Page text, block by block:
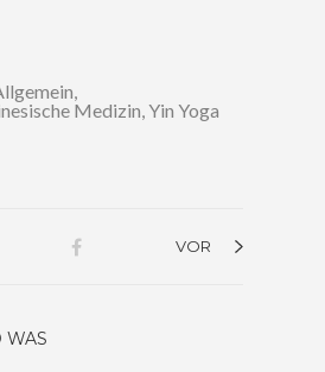
,
Medizin,Yin Yoga
VOR
WAS